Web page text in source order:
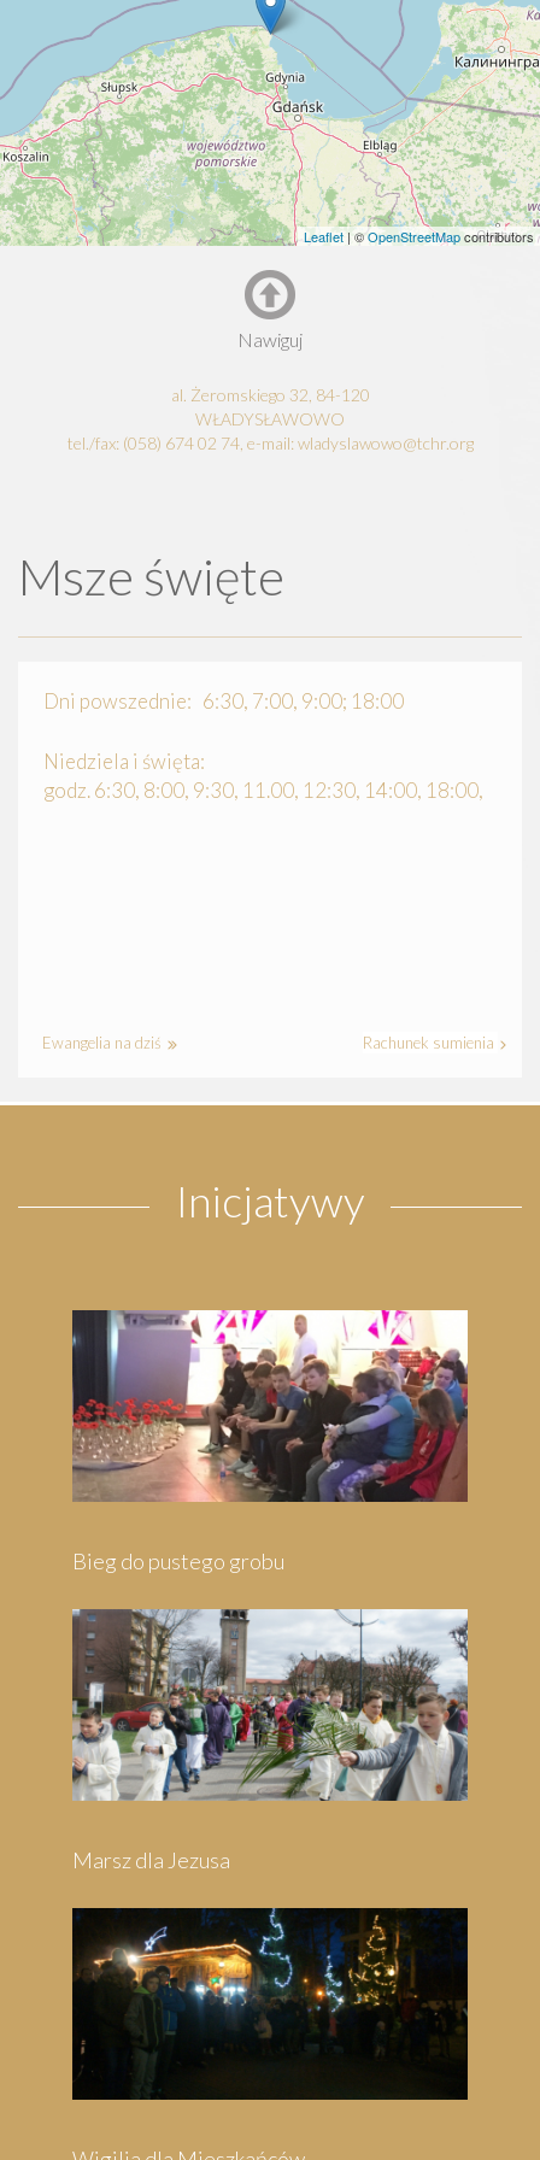
Leaflet | ©OpenStreetMapcontributors
Nawiguj
al. Żeromskiego 32, 84-120
WŁADYSŁAWOWO
tel./fax: (058) 674 02 74, e-mail: wladyslawowo@tchr.org
Msze święte
Dni powszednie: 6:30, 7:00, 9:00; 18:00
Niedziela i święta:
godz. 6:30, 8:00, 9:30, 11.00, 12:30, 14:00, 18:00,
Ewangelia na dziś Rachunek sumienia
Inicjatywy